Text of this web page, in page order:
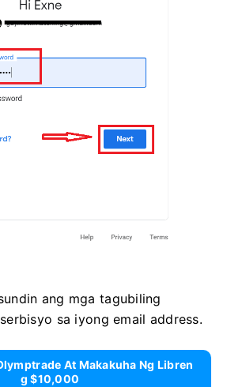
ang mga tagubiling
sa iyong email address.
At Makakuha Ng Libren
G $10,000